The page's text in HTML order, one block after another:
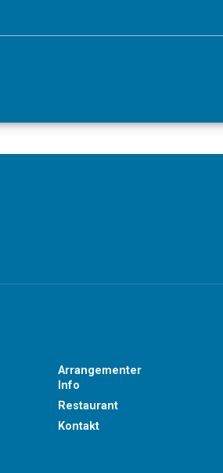
Arrangementer
Info
Restaurant
Kontakt